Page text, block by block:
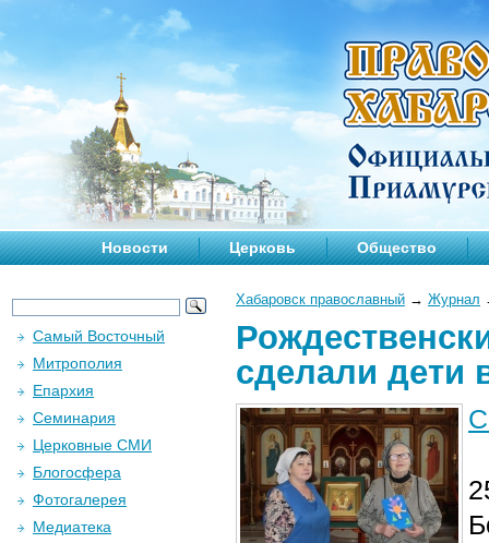
Новости Церковь Общество
Хабаровск православный → Журнал
сделали дети
Самый Восточный
Митрополия
Епархия
Семинария
Церковные СМИ
Блогосфера
Фотогалерея
Медиатека